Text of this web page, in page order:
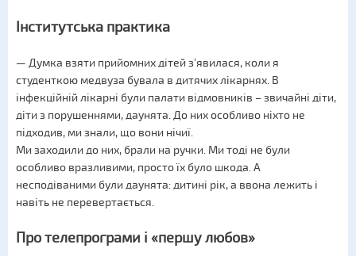
Інститутська практика
— Думка взяти прийомних дітей з'явилася, коли я
студенткою медвуза бувала в дитячих лікарнях. В
інфекційній лікарні були палати відмовників – звичайні діти,
діти з порушеннями, даунята. До них особливо ніхто не
підходив, ми знали, що вони нічиї.
Ми заходили до них, брали на ручки. Ми тоді не були
особливо вразливими, просто їх було шкода. А
несподіваними були даунята: дитині рік, а ввона лежить і
навіть не перевертається.
Про телепрограми і «першу любов»